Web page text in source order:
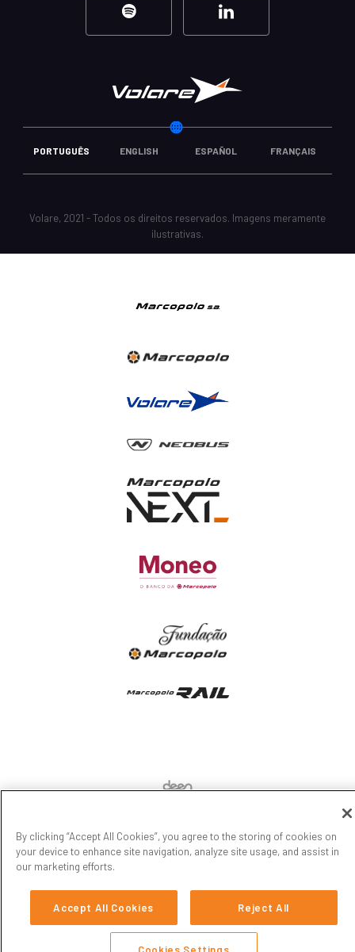
Capacidade máxima de
até 60+1 passageiros
Explore
ATTACK 9
Attack 9
até 53 passageiros + motorista
ATTACK 8
Attack 8
até 50 passageiros + motorista
4X4
PORTUGUÊS ENGLISH ESPAÑOL FRANÇAIS
Volare, 2021 - Todos os direitos reservados. Imagens meramente
ilustrativas.
By clicking “Accept All Cookies”, you agree to the storing of cookies on
your device to enhance site navigation, analyze site usage, and assist in
our marketing efforts.
Accept All Cookies Reject All